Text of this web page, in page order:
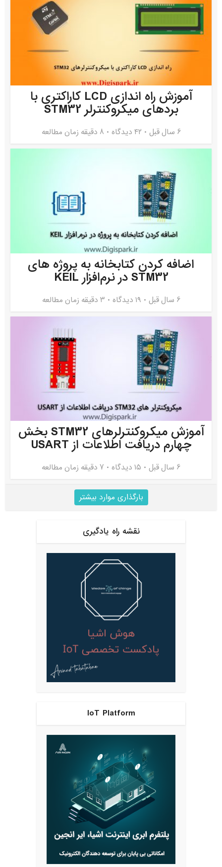
آموزش راه اندازی LCD کاراکتری با
بردهای میکروکنترلر STM32
6 سال قبل ۴۲ دیدگاه 8 دقیقه زمان مطالعه
اضافه کردن کتابخانه به پروژه های
STM32 در نرم‌افزار KEIL
6 سال قبل ۱۹ دیدگاه 3 دقیقه زمان مطالعه
آموزش میکروکنترلرهای STM32 بخش
چهارم دریافت اطلاعات از USART
6 سال قبل ۱۵ دیدگاه 7 دقیقه زمان مطالعه
بارگذاری موارد بیشتر
نقشه راه یادگیری
IoT Platform